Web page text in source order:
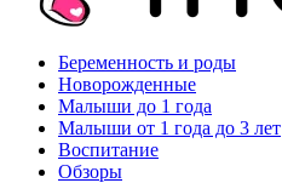
Беременность и роды
Новорожденные
Малыши до 1 года
Малыши от 1 года до 3 лет
Воспитание
Обзоры